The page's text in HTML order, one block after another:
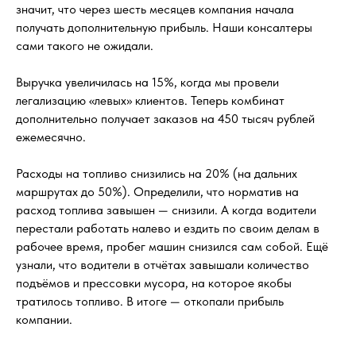
значит, что через шесть месяцев компания начала
получать дополнительную прибыль. Наши консалтеры
сами такого не ожидали.
Выручка увеличилась на 15%, когда мы провели
легализацию «левых» клиентов. Теперь комбинат
дополнительно получает заказов на 450 тысяч рублей
ежемесячно.
Расходы на топливо снизились на 20% (на дальних
маршрутах до 50%). Определили, что норматив на
расход топлива завышен — снизили. А когда водители
перестали работать налево и ездить по своим делам в
рабочее время, пробег машин снизился сам собой. Ещё
узнали, что водители в отчётах завышали количество
подъёмов и прессовки мусора, на которое якобы
тратилось топливо. В итоге — откопали прибыль
компании.